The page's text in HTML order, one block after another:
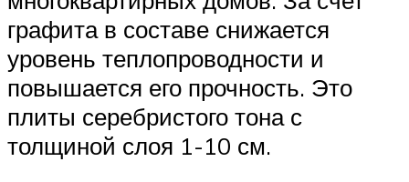
графита в составе снижается
уровень теплопроводности и
повышается его прочность. Это
плиты серебристого тона с
толщиной слоя 1-10 см.